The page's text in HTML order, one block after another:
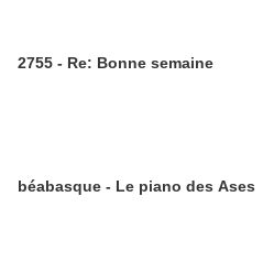
2755 - Re: Bonne semaine
béabasque - Le piano des Ases